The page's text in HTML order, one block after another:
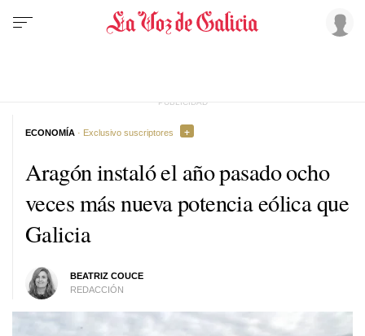
Aragón instaló el año pasado ocho
veces más nueva potencia eólica que
Galicia
BEATRIZ COUCE
REDACCIÓN
ECONOMÍA · Exclusivo suscriptores